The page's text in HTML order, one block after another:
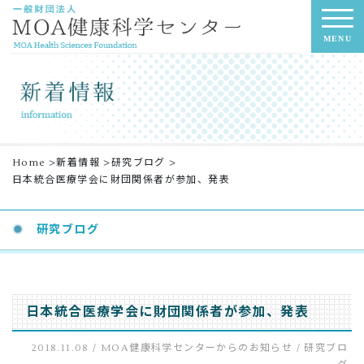
MENU
Home >新着情報 >研究ブログ >
日本統合医療学会に財団関係者が参加、発表
研究ブログ
日本統合医療学会に財団関係者が参加、発表
2018.11.08 / MOA健康科学センターからのお知らせ /研究ブロ